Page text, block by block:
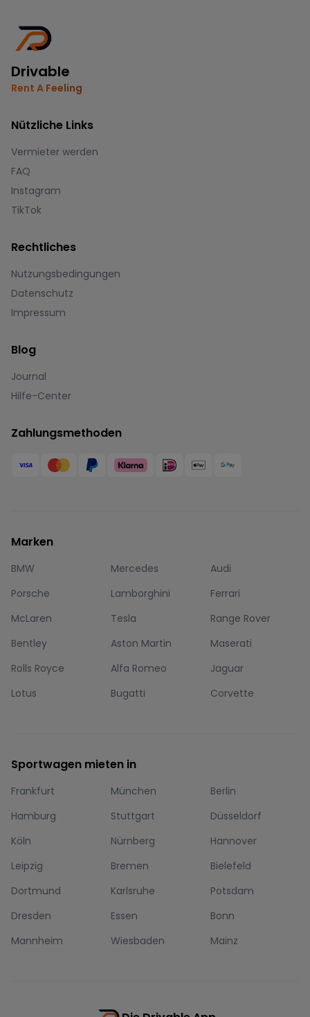
Drivable
Rent A Feeling
Nützliche Links
Vermieter werden
FAQ
Instagram
TikTok
Rechtliches
Nutzungsbedingungen
Datenschutz
Impressum
Blog
Journal
Hilfe-Center
Zahlungsmethoden
Marken
BMW Mercedes
Audi
Porsche
Lamborghini
Ferrari
McLaren
Tesla
Range Rover
Bentley
Aston Martin
Maserati
Rolls Royce
Alfa Romeo
Jaguar
Lotus
Bugatti Corvette
Sportwagen mieten in
Frankfurt München
Berlin
Hamburg
Stuttgart
Düsseldorf
Köln
Nürnberg
Hannover
Leipzig
Bremen
Bielefeld
Dortmund
Karlsruhe
Potsdam
Dresden
Essen
Bonn
Mannheim
Wiesbaden Mainz